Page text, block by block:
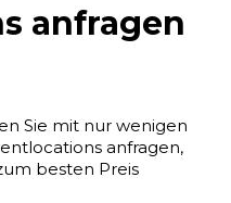
anfragen
Sie mit nur wenigen
anfragen,
besten Preis